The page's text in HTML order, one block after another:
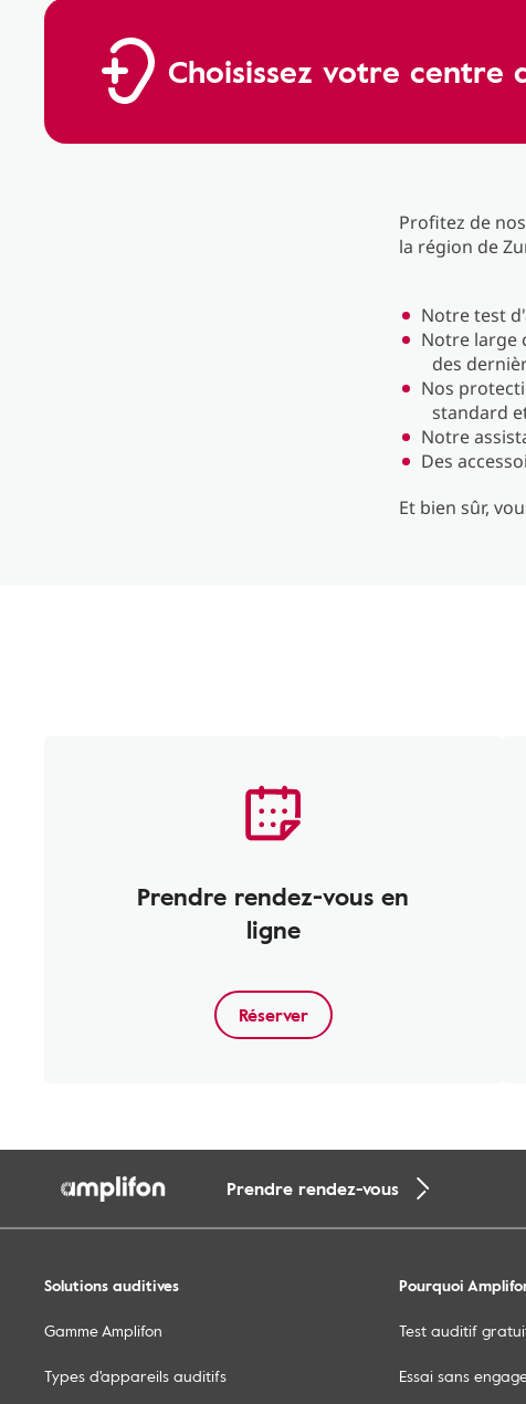
Choisissez votre centre
Profitez de
la région de
Notre test
Notre large
des
Nos
standard
Notre
Des
Et bien sûr,
Prendre rendez-vous en
ligne
Réserver
Prendre rendez-vous
Solutions auditives
Gamme Amplifon
Types d'appareils auditifs
Pourquoi
Test auditif
Essai sans